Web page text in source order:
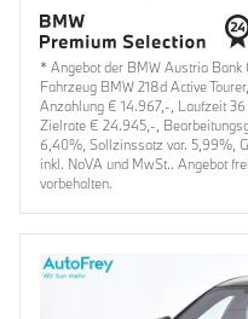
* Angebot der BMW Austria
Fahrzeug BMW 218d Active
Anzahlung € 14.967,-, Laufzeit
Zielrate € 24.945,-,
6,40%, Sollzinssatz var. 5,99%,
inkl. NoVA und MwSt.. Angebot
vorbehalten.